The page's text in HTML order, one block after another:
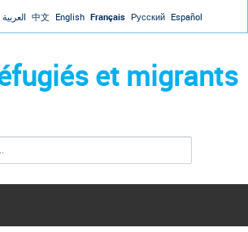
Jump to navigationالعربية 中文 English Français Русский Español
et migrants